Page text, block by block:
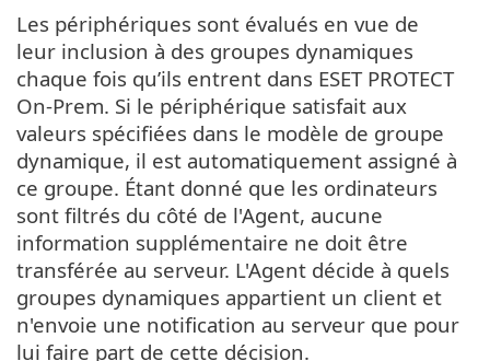
Les périphériques sont évalués en vue de
leur inclusion à des groupes dynamiques
chaque fois qu’ils entrent dans ESET PROTECT
On-Prem. Si le périphérique satisfait aux
valeurs spécifiées dans le modèle de groupe
dynamique, il est automatiquement assigné à
ce groupe. Étant donné que les ordinateurs
sont filtrés du côté de l'Agent, aucune
information supplémentaire ne doit être
transférée au serveur. L'Agent décide à quels
groupes dynamiques appartient un client et
n'envoie une notification au serveur que pour
lui faire part de cette décision.